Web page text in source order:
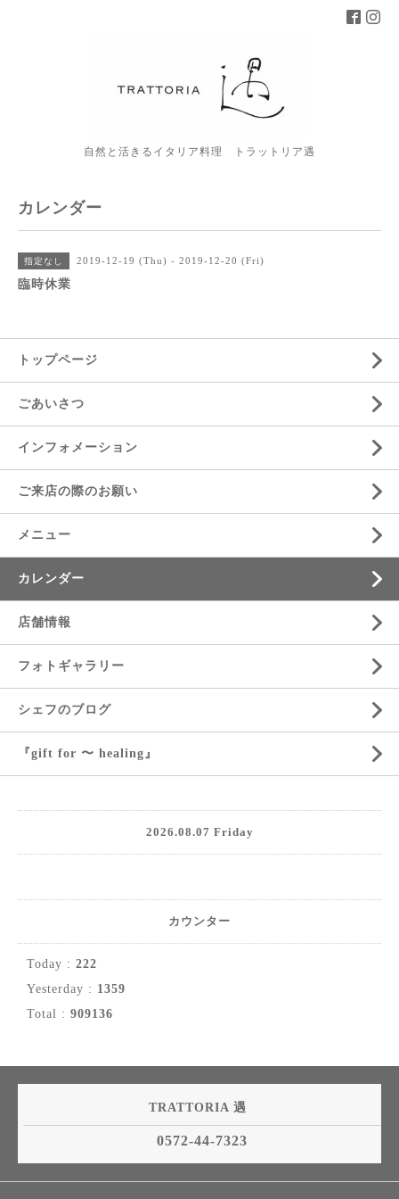
自然と活きるイタリア料理 トラットリア遇
カレンダー
指定なし 2019-12-19 (Thu) - 2019-12-20 (Fri)
臨時休業
トップページ
ごあいさつ
インフォメーション
ご来店の際のお願い
メニュー
カレンダー
店舗情報
フォトギャラリー
シェフのブログ
『gift for 〜 healing』
2026.08.07 Friday
カウンター
Today : 222
Yesterday : 1359
Total : 909136
TRATTORIA 遇
0572-44-7323